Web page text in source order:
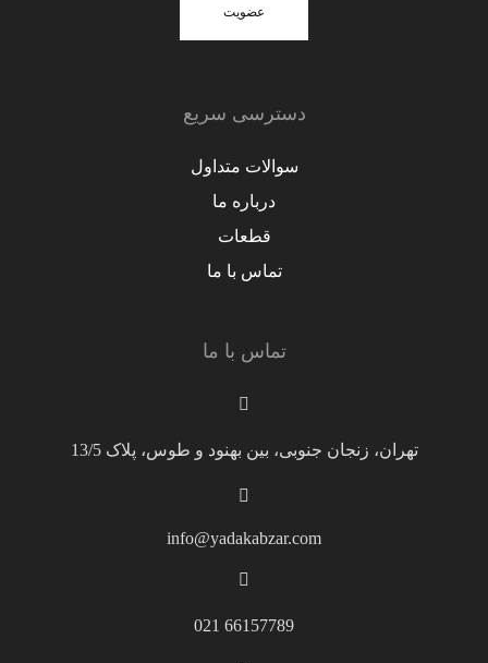
عضویت
دسترسی سریع
سوالات متداول
درباره ما
قطعات
تماس با ما
تماس با ما
تهران، زنجان جنوبی، بین بهنود و طوس، پلاک 13/5
info@yadakabzar.com
66157789 021